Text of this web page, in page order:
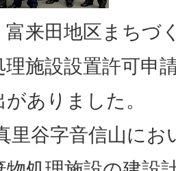
富来田地区まちづ
理施設設置許可申
ありました。
里谷字音信山にお